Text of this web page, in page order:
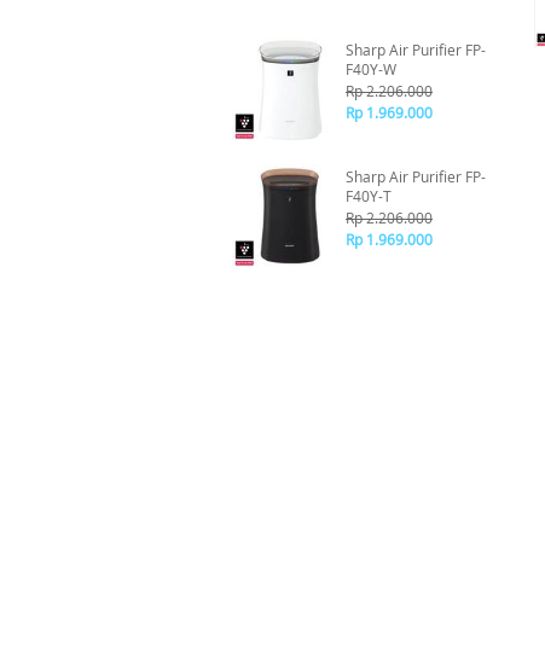
Sharp Air Purifier FP-
F40Y-W
Rp 2.206.000
Rp 1.969.000
Sharp Air Purifier FP-
F40Y-T
Rp 2.206.000
Rp 1.969.000